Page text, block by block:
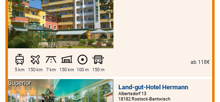
5 km 150 km 7 km 150 km 100 m 150 m
ab 118€
Land-gut-Hotel Hermann
Albertsdorf 13
18182 Rostock-Bentwisch
Superior